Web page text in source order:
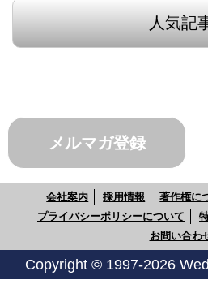
人気記
メルマガ登録
会社案内 採用情報 著作権に
プライバシーポリシーについて
お問い合わ
Copyright © 1997-2026